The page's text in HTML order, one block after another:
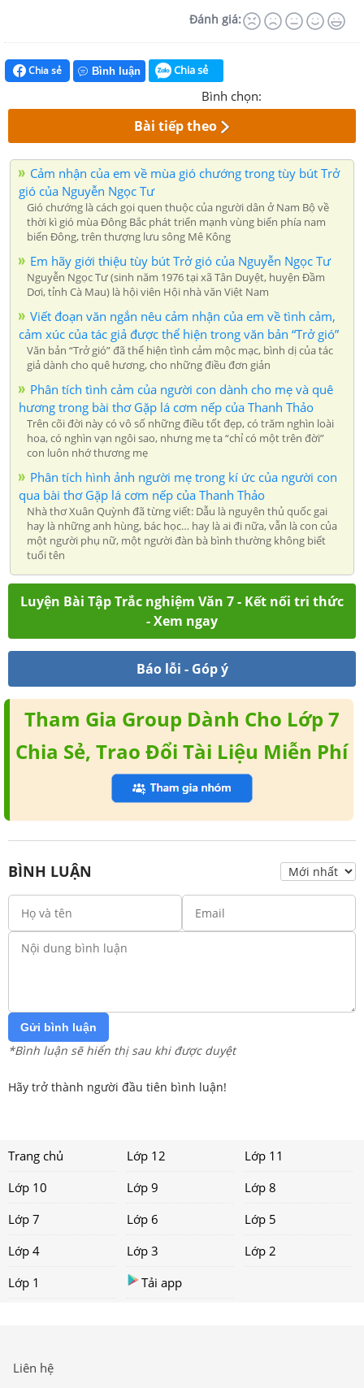
Đánh giá:
Chia sẻ Bình luận Chia sẻ
Bình chọn:
Bài tiếp theo
Cảm nhận của em về mùa gió chướng trong tùy bút Trở
gió của Nguyễn Ngọc Tư
Gió chướng là cách gọi quen thuộc của người dân ở Nam Bộ về
thời kì gió mùa Đông Bắc phát triển mạnh vùng biển phía nam
biển Đông, trên thượng lưu sông Mê Kông
Em hãy giới thiệu tùy bút Trở gió của Nguyễn Ngọc Tư
Nguyễn Ngọc Tư (sinh năm 1976 tại xã Tân Duyệt, huyện Đầm
Dơi, tỉnh Cà Mau) là hội viên Hội nhà văn Việt Nam
Viết đoạn văn ngắn nêu cảm nhận của em về tình cảm,
cảm xúc của tác giả được thể hiện trong văn bản “Trở gió”
Văn bản “Trở gió” đã thể hiện tình cảm mộc mạc, bình dị của tác
giả dành cho quê hương, cho những điều đơn giản
Phân tích tình cảm của người con dành cho mẹ và quê
hương trong bài thơ Gặp lá cơm nếp của Thanh Thảo
Trên cõi đời này có vô số những điều tốt đẹp, có trăm nghìn loài
hoa, có nghìn vạn ngôi sao, nhưng mẹ ta “chỉ có một trên đời”
con luôn nhớ thương mẹ
Phân tích hình ảnh người mẹ trong kí ức của người con
qua bài thơ Gặp lá cơm nếp của Thanh Thảo
Nhà thơ Xuân Quỳnh đã từng viết: Dẫu là nguyên thủ quốc gai
hay là những anh hùng, bác học… hay là ai đi nữa, vẫn là con của
một người phụ nữ, một người đàn bà bình thường không biết
tuổi tên
Luyện Bài Tập Trắc nghiệm Văn 7 - Kết nối tri thức
- Xem ngay
Báo lỗi - Góp ý
Tham Gia Group Dành Cho Lớp 7
Chia Sẻ, Trao Đổi Tài Liệu Miễn Phí
BÌNH LUẬN
Gửi bình luận
*Bình luận sẽ hiển thị sau khi được duyệt
Hãy trở thành người đầu tiên bình luận!
Trang chủ Lớp 12
Lớp 11
Lớp 10
Lớp 9
Lớp 8
Lớp 7
Lớp 6
Lớp 5
Lớp 4
Lớp 3
Lớp 2
Lớp 1
Tải app
Liên hệ